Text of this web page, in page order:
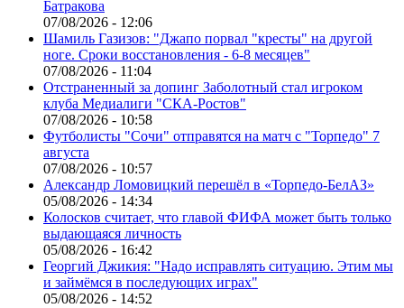
Батракова
07/08/2026 - 12:06
Шамиль Газизов: "Джапо порвал "кресты" на другой
ноге. Сроки восстановления - 6-8 месяцев"
07/08/2026 - 11:04
Отстраненный за допинг Заболотный стал игроком
клуба Медиалиги "СКА-Ростов"
07/08/2026 - 10:58
Футболисты "Сочи" отправятся на матч с "Торпедо" 7
августа
07/08/2026 - 10:57
Александр Ломовицкий перешёл в «Торпедо-БелАЗ»
05/08/2026 - 14:34
Колосков считает, что главой ФИФА может быть только
выдающаяся личность
05/08/2026 - 16:42
Георгий Джикия: "Надо исправлять ситуацию. Этим мы
и займёмся в последующих играх"
05/08/2026 - 14:52